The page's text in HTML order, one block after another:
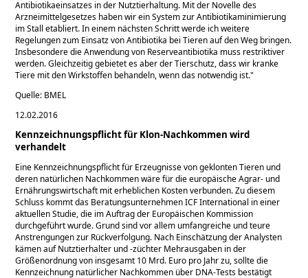
Antibiotikaeinsatzes in der Nutztierhaltung. Mit der Novelle des
Arzneimittelgesetzes haben wir ein System zur Antibiotikaminimierung
im Stall etabliert. In einem nächsten Schritt werde ich weitere
Regelungen zum Einsatz von Antibiotika bei Tieren auf den Weg bringen.
Insbesondere die Anwendung von Reserveantibiotika muss restriktiver
werden. Gleichzeitig gebietet es aber der Tierschutz, dass wir kranke
Tiere mit den Wirkstoffen behandeln, wenn das notwendig ist.
Quelle: BMEL
12.02.2016
Kennzeichnungspflicht für Klon-Nachkommen wird
verhandelt
Eine Kennzeichnungspflicht für Erzeugnisse von geklonten Tieren und
deren natürlichen Nachkommen wäre für die europäische Agrar- und
Ernährungswirtschaft mit erheblichen Kosten verbunden. Zu diesem
Schluss kommt das Beratungsunternehmen ICF International in einer
aktuellen Studie, die im Auftrag der Europäischen Kommission
durchgeführt wurde. Grund sind vor allem umfangreiche und teure
Anstrengungen zur Rückverfolgung. Nach Einschätzung der Analysten
kämen auf Nutztierhalter und -züchter Mehrausgaben in der
Größenordnung von insgesamt 10 Mrd. Euro pro Jahr zu, sollte die
Kennzeichnung natürlicher Nachkommen über DNA-Tests bestätigt